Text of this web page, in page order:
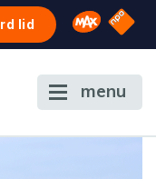
lid Omroep
NPO
menu